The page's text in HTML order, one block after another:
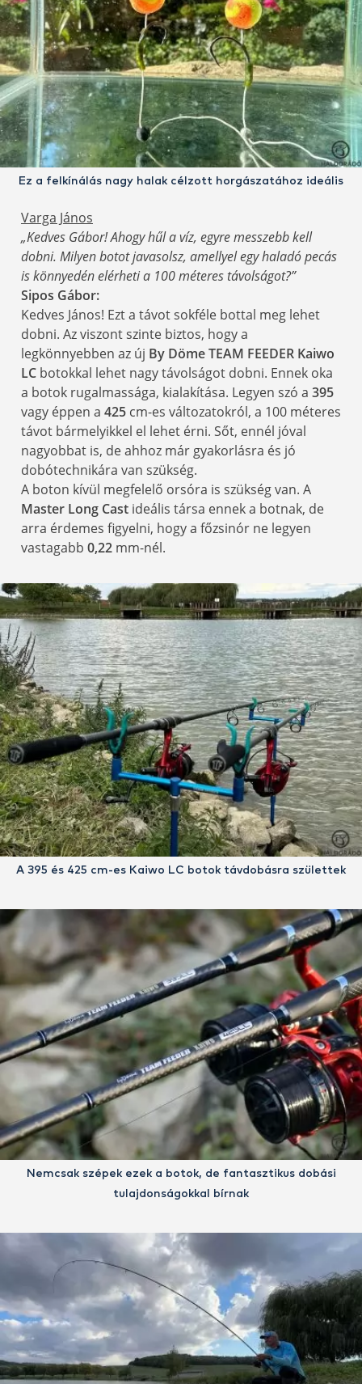
Ez a felkínálás nagy halak célzott horgászatához ideális
Varga János
„Kedves Gábor! Ahogy hűl a víz, egyre messzebb kell
dobni. Milyen botot javasolsz, amellyel egy haladó pecás
is könnyedén elérheti a 100 méteres távolságot?”
Sipos Gábor:
Kedves János! Ezt a távot sokféle bottal meg lehet
dobni. Az viszont szinte biztos, hogy a
legkönnyebben az új By Döme TEAM FEEDER Kaiwo
LC botokkal lehet nagy távolságot dobni. Ennek oka
a botok rugalmassága, kialakítása. Legyen szó a 395
vagy éppen a 425 cm-es változatokról, a 100 méteres
távot bármelyikkel el lehet érni. Sőt, ennél jóval
nagyobbat is, de ahhoz már gyakorlásra és jó
dobótechnikára van szükség.
A boton kívül megfelelő orsóra is szükség van. A
Master Long Cast ideális társa ennek a botnak, de
arra érdemes figyelni, hogy a főzsinór ne legyen
vastagabb 0,22 mm-nél.
A 395 és 425 cm-es Kaiwo LC botok távdobásra születtek
Nemcsak szépek ezek a botok, de fantasztikus dobási
tulajdonságokkal bírnak